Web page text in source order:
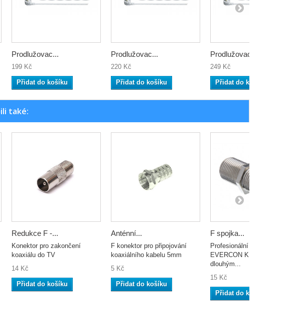
Prodlužovac...
199 Kč
Přidat do košíku
Prodlužovac...
220 Kč
Přidat do košíku
Prodlužovac...
249 Kč
Přidat do košíku
také:
Redukce F -...
Konektor pro zakončení
koaxiálu do TV
14 Kč
Přidat do košíku
Anténní...
F konektor pro připojování
koaxiálního kabelu 5mm
5 Kč
Přidat do košíku
F spojka...
Profesionální spojka
EVERCON KFS-222 s
dlouhým...
15 Kč
Přidat do košíku